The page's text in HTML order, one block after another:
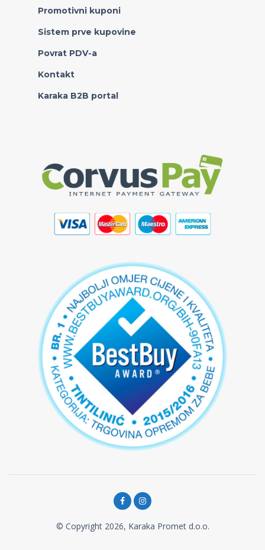
Promotivni kuponi
Sistem prve kupovine
Povrat PDV-a
Kontakt
Karaka B2B portal
© Copyright 2026, Karaka Promet d.o.o.